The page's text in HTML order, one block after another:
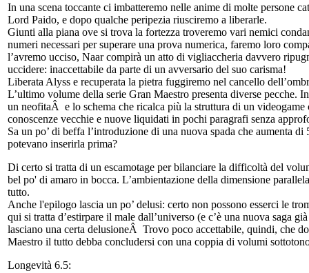
In una scena toccante ci imbatteremo nelle anime di molte persone
Lord Paido, e dopo qualche peripezia riusciremo a liberarle.
Giunti alla piana ove si trova la fortezza troveremo vari nemici
numeri necessari per superare una prova numerica, faremo loro
l’avremo ucciso, Naar compirà un atto di vigliaccheria davvero
uccidere: inaccettabile da parte di un avversario del suo carisma!
Liberata Alyss e recuperata la pietra fuggiremo nel cancello
L’ultimo volume della serie Gran Maestro presenta diverse pecche.
un neofitaÂ e lo schema che ricalca più la struttura di un
conoscenze vecchie e nuove liquidati in pochi paragrafi senza
Sa un po’ di beffa l’introduzione di una nuova spada che aumenta
potevano inserirla prima?
Di certo si tratta di un escamotage per bilanciare la difficoltà del
bel po' di amaro in bocca. L’ambientazione della dimensione
tutto.
Anche l'epilogo lascia un po’ delusi: certo non possono esserci le
qui si tratta d’estirpare il male dall’universo (e c’è una nuova saga
lasciano una certa delusioneÂ Trovo poco accettabile, quindi, che
Maestro il tutto debba concludersi con una coppia di volumi
Longevità 6.5: